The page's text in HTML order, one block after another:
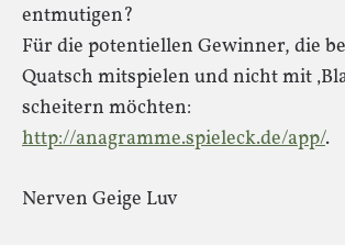
entmutigen?
Für die potentiellen Gewinner, die
Quatsch mitspielen und nicht mit
scheitern möchten:
http://anagramme.spieleck.de/app/.
Nerven Geige Luv